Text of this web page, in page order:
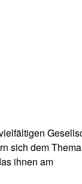
sich dem
ihnen am